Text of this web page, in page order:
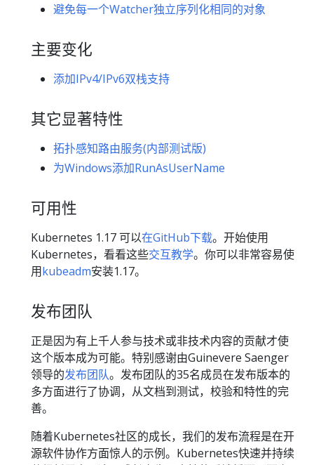
避免每一个Watcher独立序列化相同的对象
主要变化
添加IPv4/IPv6双栈支持
其它显著特性
拓扑感知路由服务(内部测试版)
为Windows添加RunAsUserName
可用性
Kubernetes 1.17 可以在GitHub下载。开始使用
Kubernetes，看看这些交互教学。你可以非常容易使
用kubeadm安装1.17。
发布团队
正是因为有上千人参与技术或非技术内容的贡献才使
这个版本成为可能。特别感谢由Guinevere Saenger
领导的发布团队。发布团队的35名成员在发布版本的
多方面进行了协调，从文档到测试，校验和特性的完
善。
随着Kubernetes社区的成长，我们的发布流程是在开
源软件协作方面惊人的示例。Kubernetes快速并持续